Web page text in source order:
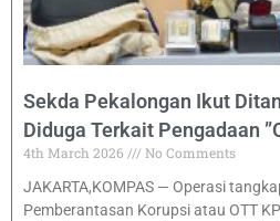
Sekda Pekalongan Ikut
Diduga Terkait Pengadaan
4th March 2026
No Comments
JAKARTA,KOMPAS — Operasi
Pemberantasan Korupsi atau OTT